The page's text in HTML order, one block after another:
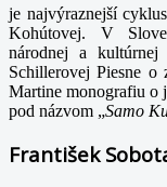
je najvýraznejší
Kohútovej. V
národnej a
Schillerovej Piesne
Martine monografiu o
pod názvom „Samo
František